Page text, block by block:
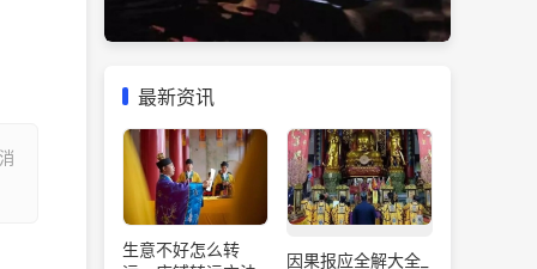
最新资讯
生意不好怎么转
因果报应全解大全_